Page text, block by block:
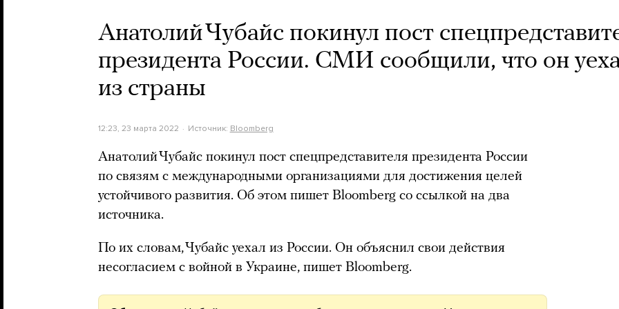
Анатолий Чубайс покинул пост
президента России. СМИ сообщили, что он
из страны
12:23, 23 марта 2022 Источник: Bloomberg
Анатолий Чубайс покинул пост спецпредставителя президента России
по связям с международными организациями для достижения целей
устойчивого развития. Об этом пишет Bloomberg со ссылкой на два
источника.
По их словам, Чубайс уехал из России. Он объяснил свои действия
несогласием с войной в Украине, пишет Bloomberg.